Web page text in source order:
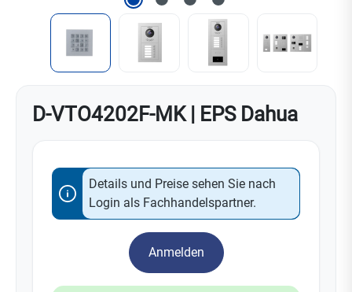
D-VTO4202F-MK | EPS Dahua
Details und Preise sehen Sie nach
Login als Fachhandelspartner.
Anmelden